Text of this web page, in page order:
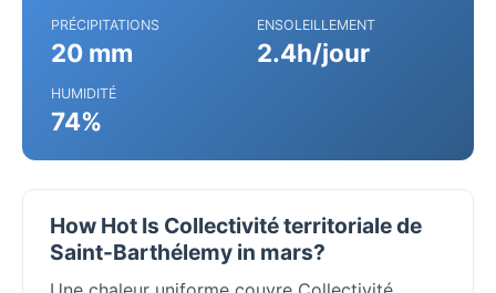
PRÉCIPITATIONS
20 mm
ENSOLEILLEMENT
2.4h/jour
HUMIDITÉ
74%
How Hot Is Collectivité territoriale de
Saint-Barthélemy in mars?